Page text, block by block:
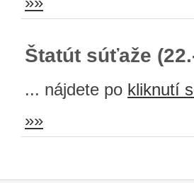
Štatút súťaže
... nájdete po kliknutí
»»